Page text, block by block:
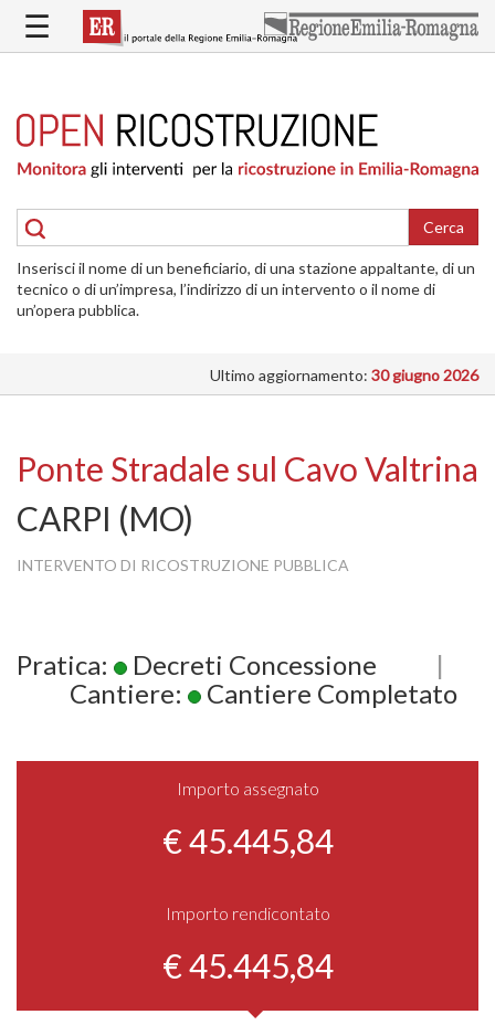
contenuto
RICOSTRUZIONE
PUBBLICA
DELLE
ABITAZIONI
RICOSTRUZIONE
ATTIVITÀ
INTERVENTI
SI
☰
Cerca
Inserisci il nome di un beneficiario, di una stazione appaltante, di un
tecnico o di un’impresa, l’indirizzo di un intervento o il nome di
un’opera pubblica.
Ultimo aggiornamento: 30 giugno 2026
Ponte Stradale sul Cavo Valtrina
CARPI (MO)
INTERVENTO DI RICOSTRUZIONE PUBBLICA
Pratica: Decreti Concessione
|
Cantiere:
Cantiere Completato
Importo assegnato
€ 45.445,84
Importo rendicontato
€ 45.445,84